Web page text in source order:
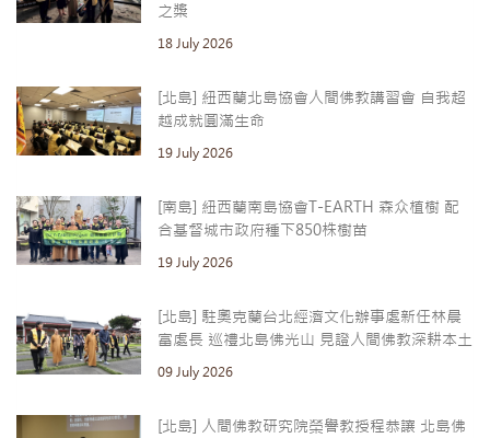
之槳
18 July 2026
[北島] 紐西蘭北島協會人間佛教講習會 自我超
越成就圓滿生命
19 July 2026
[南島] 紐西蘭南島協會T-EARTH 森众植樹 配
合基督城市政府種下850株樹苗
19 July 2026
[北島] 駐奧克蘭台北經濟文化辦事處新任林晨
富處長 巡禮北島佛光山 見證人間佛教深耕本土
09 July 2026
[北島] 人間佛教研究院榮譽教授程恭讓 北島佛